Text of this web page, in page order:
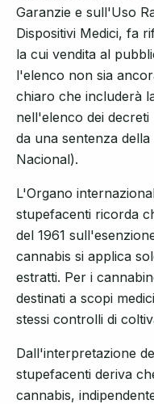
Garanzie e sull'Uso
Dispositivi Medici, fa
la cui vendita al
l'elenco non sia
chiaro che includerà
nell'elenco dei
da una sentenza
Nacional).
L'Organo
stupefacenti ricorda
del 1961
cannabis si applica
estratti. Per i
destinati a scopi
stessi controlli di
Dall'interpretazione
stupefacenti deriva
cannabis,